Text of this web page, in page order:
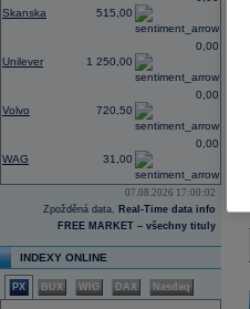
Skanska 515,00
Unilever 1 250,00
0,00
Volvo 720,50
0,00
WAG 31,00
0,00
07.08.2026 17:00:02
Zpožděná data, Real-Time data info
FREE MARKET – všechny tituly
INDEXY ONLINE
PX BUX WIG DAX Nasdaq